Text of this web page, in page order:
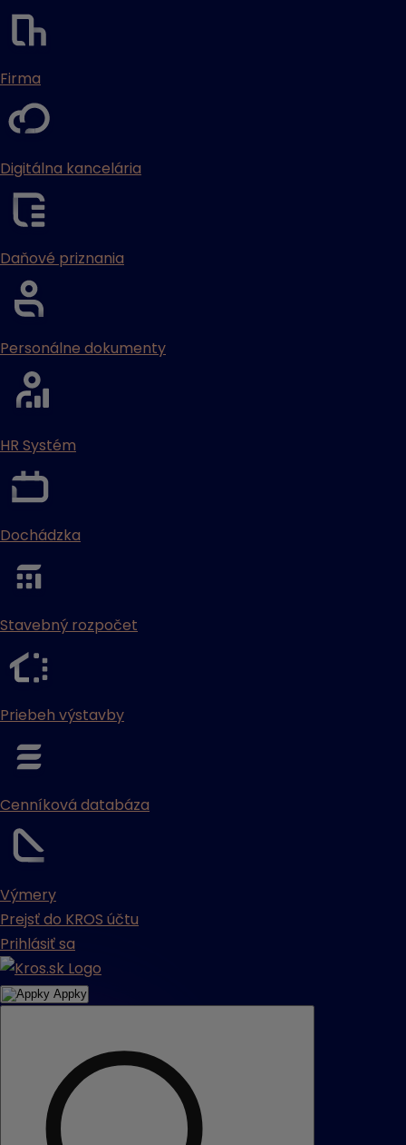
Firma
Digitálna kancelária
Daňové priznania
Personálne dokumenty
HR Systém
Dochádzka
Stavebný rozpočet
Priebeh výstavby
Cenníková databáza
Výmery
Prejsť do KROS účtu
Prihlásiť sa
Appky